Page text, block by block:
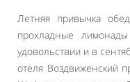
Летняя привычка
прохладные
удовольствии и в
отеля Воздвиженский